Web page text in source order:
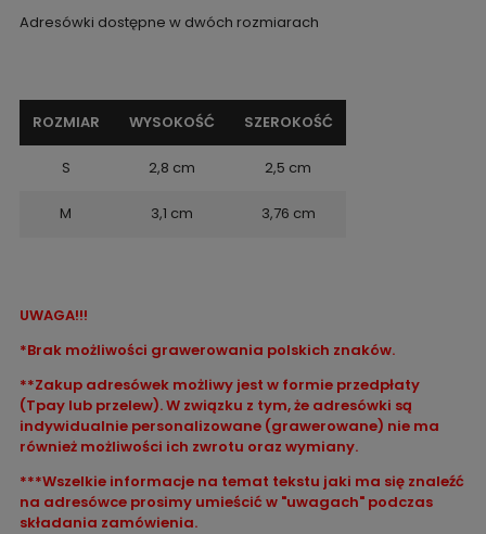
Adresówki dostępne w dwóch rozmiarach
ROZMIAR WYSOKOŚĆ SZEROKOŚĆ
S 2,8 cm 2,5 cm
M 3,1 cm 3,76 cm
UWAGA!!!
*Brak możliwości grawerowania polskich znaków.
**Zakup adresówek możliwy jest w formie przedpłaty
(Tpay lub przelew). W związku z tym, że adresówki są
indywidualnie personalizowane (grawerowane) nie ma
również możliwości ich zwrotu oraz wymiany.
***Wszelkie informacje na temat tekstu jaki ma się znaleźć
na adresówce prosimy umieścić w "uwagach" podczas
składania zamówienia.